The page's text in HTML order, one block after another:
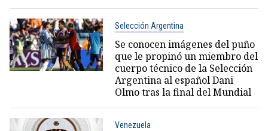
Selección Argentina
Se conocen imágenes del puño
que le propinó un miembro del
cuerpo técnico de la Selección
Argentina al español Dani
Olmo tras la final del Mundial
Venezuela